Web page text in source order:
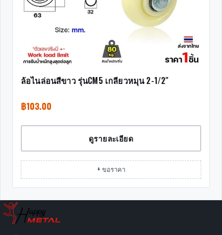
ล้อไนล่อนสีขาว รุ่นCM5 เกลียวหมุน 2-1/2″
฿103.00
ดูรายละเอียด
+ ขอราคา